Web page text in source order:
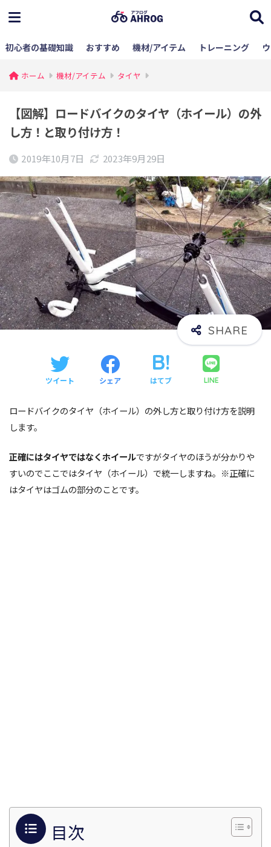
初心者の基礎知識 おすすめ 機材/アイテム トレーニング
ホーム 機材/アイテム タイヤ
【図解】ロードバイクのタイヤ（ホイール）の外
し方！と取り付け方！
2019年10月7日 2023年9月29日
ツイート シェア はてブ LINE
ロードバイクのタイヤ（ホイール）の外し方と取り付け方を説明
します。
正確にはタイヤではなくホイールですがタイヤのほうが分かりや
すいのでここではタイヤ（ホイール）で統一しますね。※正確に
はタイヤはゴムの部分のことです。
目次